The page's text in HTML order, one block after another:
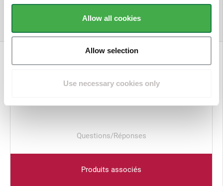
Allow all cookies
Allow selection
Use necessary cookies only
QUESTIONSRÉPONSES
Description
Questions/Réponses
Produits associés